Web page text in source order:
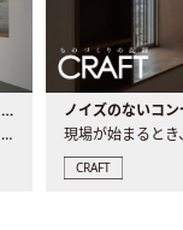
動かせない柱はおしゃれに活用！柱を魅せるリノベーション(リノベ)4選
間取り変更を検討する際に、たびたび皆さんの頭を悩ませる動か..
ノイズのないコン
CRAFT